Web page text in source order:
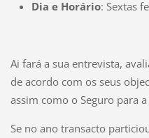
Dia e Horário: Sextas
Ai fará a sua entrevista,
de acordo com os seus
assim como o Seguro para
Se no ano transacto